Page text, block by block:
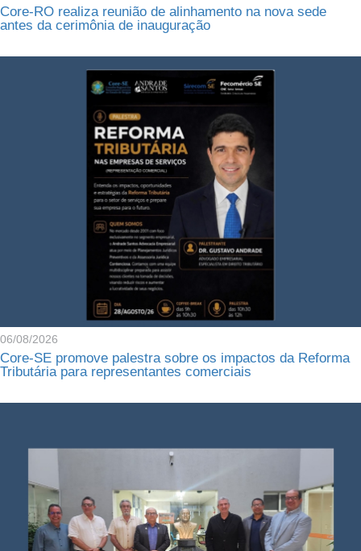
Core-RO realiza reunião de alinhamento na nova sede
antes da cerimônia de inauguração
06/08/2026
Core-SE promove palestra sobre os impactos da Reforma
Tributária para representantes comerciais